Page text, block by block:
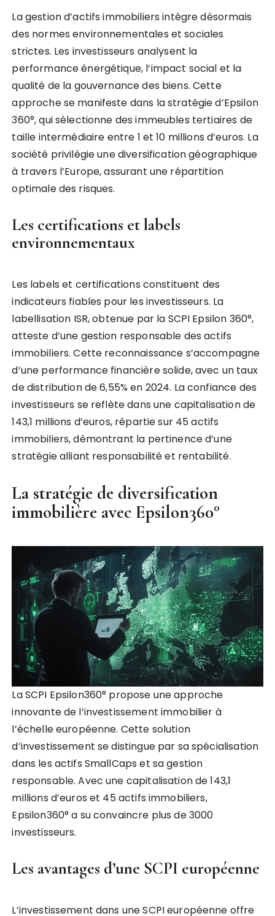
La gestion d’actifs immobiliers intègre désormais
des normes environnementales et sociales
strictes. Les investisseurs analysent la
performance énergétique, l’impact social et la
qualité de la gouvernance des biens. Cette
approche se manifeste dans la stratégie d’Epsilon
360°, qui sélectionne des immeubles tertiaires de
taille intermédiaire entre 1 et 10 millions d’euros. La
société privilégie une diversification géographique
à travers l’Europe, assurant une répartition
optimale des risques.
Les certifications et labels
environnementaux
Les labels et certifications constituent des
indicateurs fiables pour les investisseurs. La
labellisation ISR, obtenue par la SCPI Epsilon 360°,
atteste d’une gestion responsable des actifs
immobiliers. Cette reconnaissance s’accompagne
d’une performance financière solide, avec un taux
de distribution de 6,55% en 2024. La confiance des
investisseurs se reflète dans une capitalisation de
143,1 millions d’euros, répartie sur 45 actifs
immobiliers, démontrant la pertinence d’une
stratégie alliant responsabilité et rentabilité.
La stratégie de diversification
immobilière avec Epsilon360°
La SCPI Epsilon360° propose une approche
innovante de l’investissement immobilier à
l’échelle européenne. Cette solution
d’investissement se distingue par sa spécialisation
dans les actifs SmallCaps et sa gestion
responsable. Avec une capitalisation de 143,1
millions d’euros et 45 actifs immobiliers,
Epsilon360° a su convaincre plus de 3000
investisseurs.
Les avantages d’une SCPI européenne
L’investissement dans une SCPI européenne offre